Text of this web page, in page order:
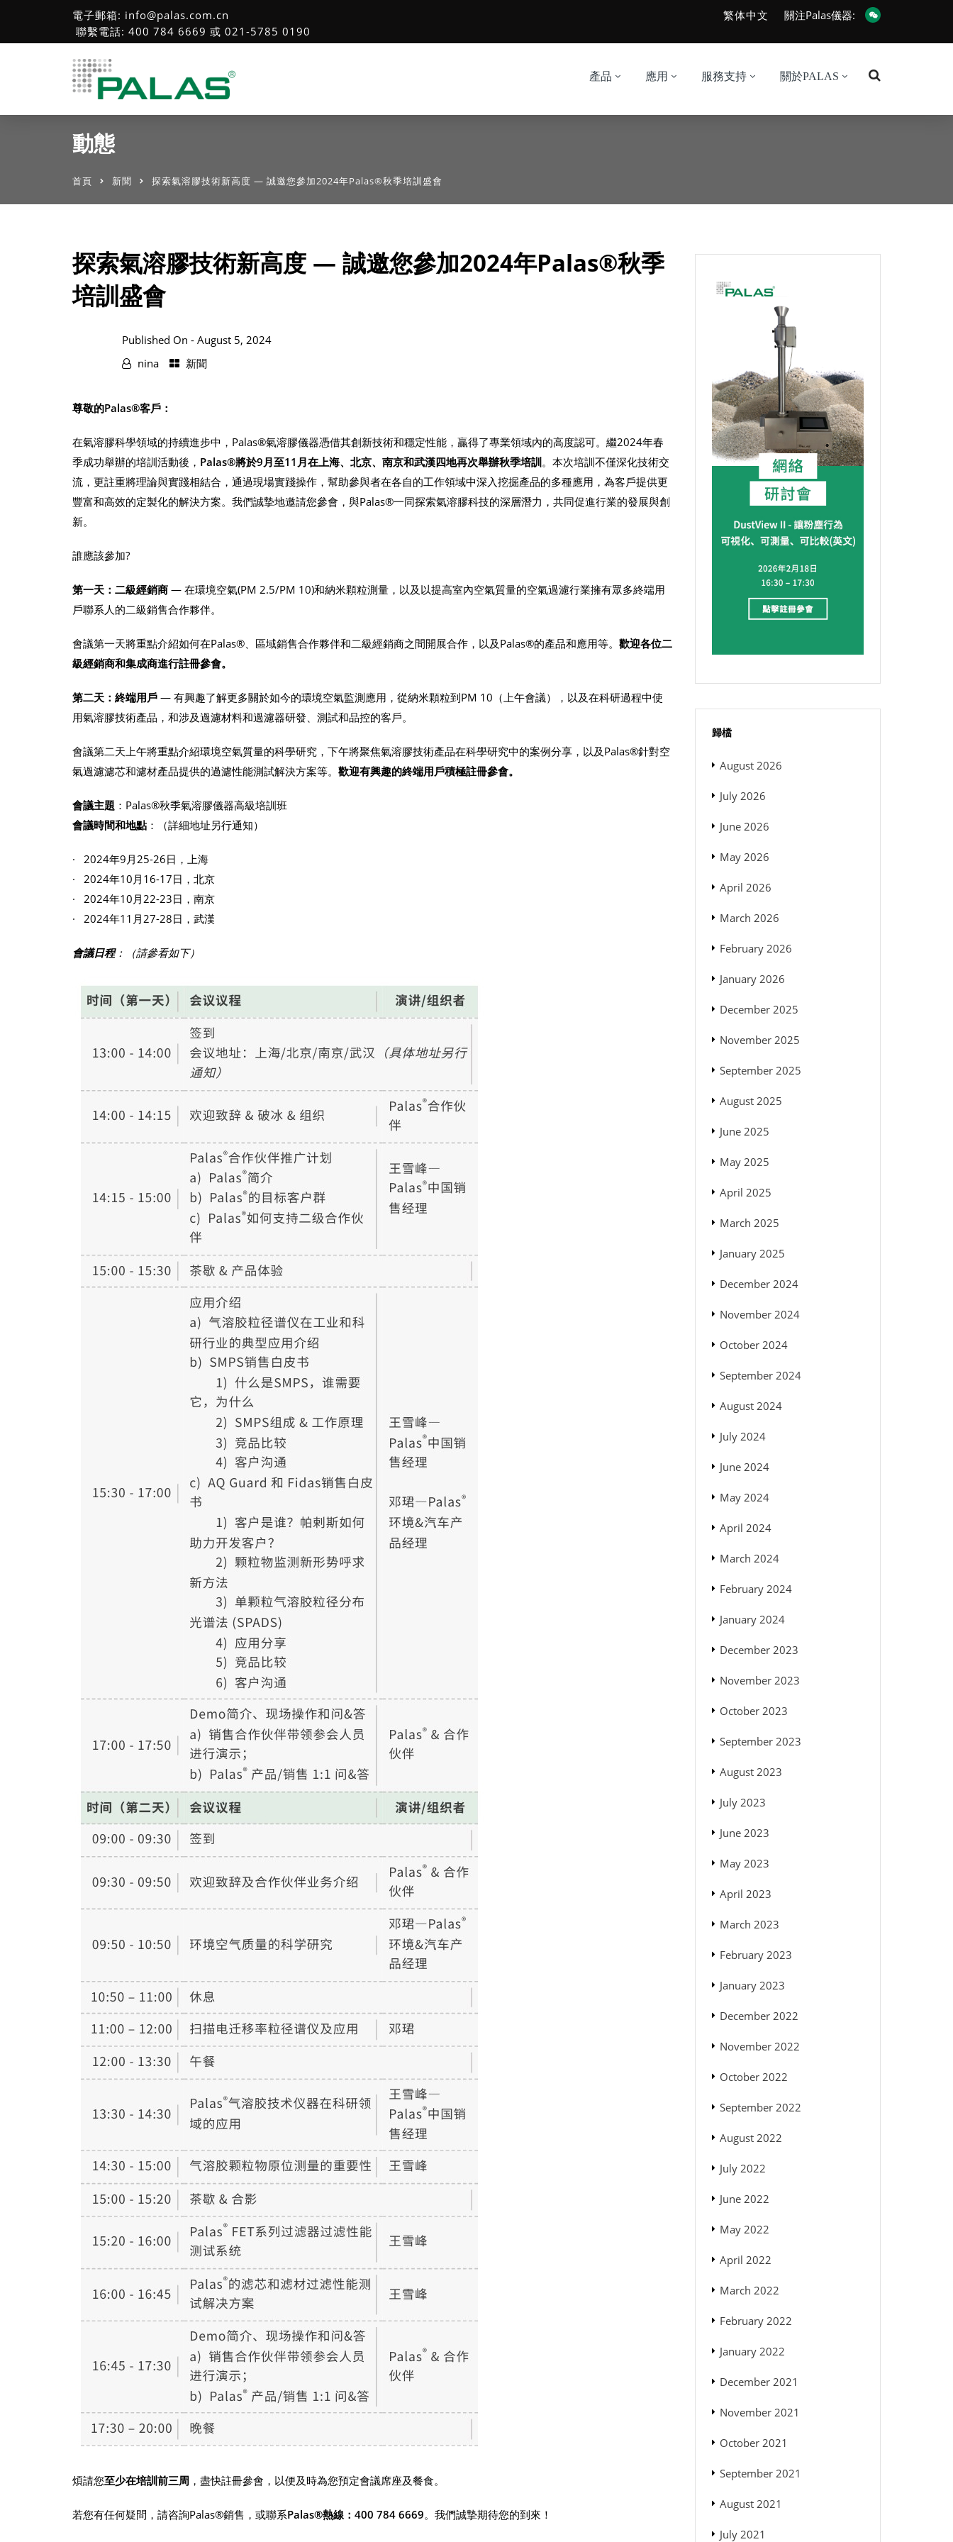
電子郵箱: info@palas.com.cn
聯繫電話: 400 784 6669 或 021-5785 0190
繁体中文 關注Palas儀器:
產品 應用 服務支持 關於PALAS
動態
首頁 新聞 探索氣溶膠技術新高度 — 誠邀您參加2024年Palas®秋季培訓盛會
探索氣溶膠技術新高度 — 誠邀您參加2024年Palas®秋季
培訓盛會
Published On - August 5, 2024
nina
新聞
尊敬的Palas®客戶：
在氣溶膠科學領域的持續進步中，Palas®氣溶膠儀器憑借其創新技術和穩定性能，贏得了專業領域內的高度認可。繼2024年春
季成功舉辦的培訓活動後， Palas®將於9月至11 月在上海、北京、南京和武漢四地再次舉辦秋季培訓。本次培訓不僅深化技術交
流，更註重將理論與實踐相結合，通過現場實踐操作，幫助參與者在各自的工作領域中深入挖掘產品的多種應用，為客戶提供更
豐富和高效的定製化的解決方案。我們誠摯地邀請您參會，與Palas®一同探索氣溶膠科技的深層潛力，共同促進行業的發展與創
新。
誰應該參加?
第一天：二級經銷商 — 在環境空氣(PM 2.5/PM 10)和納米顆粒測量，以及以提高室內空氣質量的空氣過濾行業擁有眾多終端用
戶聯系人的二級銷售合作夥伴。
會議第一天將重點介紹如何在Palas®、區域銷售合作夥伴和二級經銷商之間開展合作，以及Palas®的產品和應用等。 歡迎各位二
級經銷商和集成商進行註冊參會。
第二天：終端用戶 — 有興趣了解更多關於如今的環境空氣監測應用，從納米顆粒到PM 10（上午會議），以及在科研過程中使
用氣溶膠技術產品，和涉及過濾材料和過濾器研發、測試和品控的客戶。
會議第二天上午將重點介紹環境空氣質量的科學研究，下午將聚焦氣溶膠技術產品在科學研究中的案例分享，以及Palas®針對空
氣過濾濾芯和濾材產品提供的過濾性能測試解決方案等。 歡迎有興趣的終端用戶積極註冊參會。
會議主題 ：Palas®秋季氣溶膠儀器高級培訓班
會議時間和地點 ：（詳細地址另行通知）
· 2024年9月25-26日，上海
· 2024年10月16-17日，北京
· 2024年10月22-23日，南京
· 2024年11月27-28日，武漢
會議日程：（請參看如下）
煩請您至少在培訓前三周 ，盡快註冊參會，以便及時為您預定會議席座及餐食。
若您有任何疑問，請咨詢Palas®銷售，或聯系Palas®熱線：400 784 6669。我們誠摯期待您的到來！
歸檔
August 2026
July 2026
June 2026
May 2026
April 2026
March 2026
February 2026
January 2026
December 2025
November 2025
September 2025
August 2025
June 2025
May 2025
April 2025
March 2025
January 2025
December 2024
November 2024
October 2024
September 2024
August 2024
July 2024
June 2024
May 2024
April 2024
March 2024
February 2024
January 2024
December 2023
November 2023
October 2023
September 2023
August 2023
July 2023
June 2023
May 2023
April 2023
March 2023
February 2023
January 2023
December 2022
November 2022
October 2022
September 2022
August 2022
July 2022
June 2022
May 2022
April 2022
March 2022
February 2022
January 2022
December 2021
November 2021
October 2021
September 2021
August 2021
July 2021